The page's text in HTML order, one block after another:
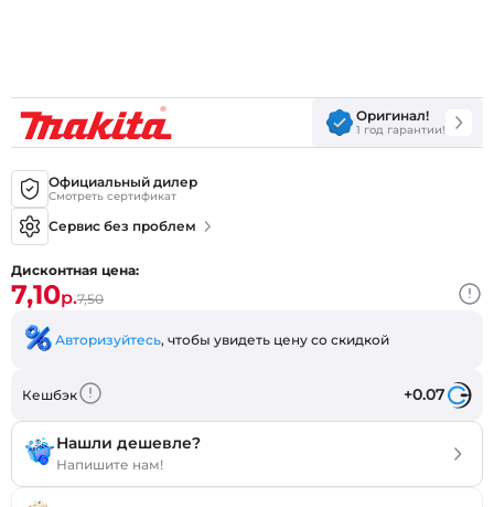
Оригинал!
1 год гарантии!
Официальный дилер
Смотреть сертификат
Сервис без проблем
Дисконтная цена:
7,10р.7,50
Авторизуйтесь, чтобы увидеть цену со скидкой
Кешбэк +0.07
Нашли дешевле?
Напишите нам!